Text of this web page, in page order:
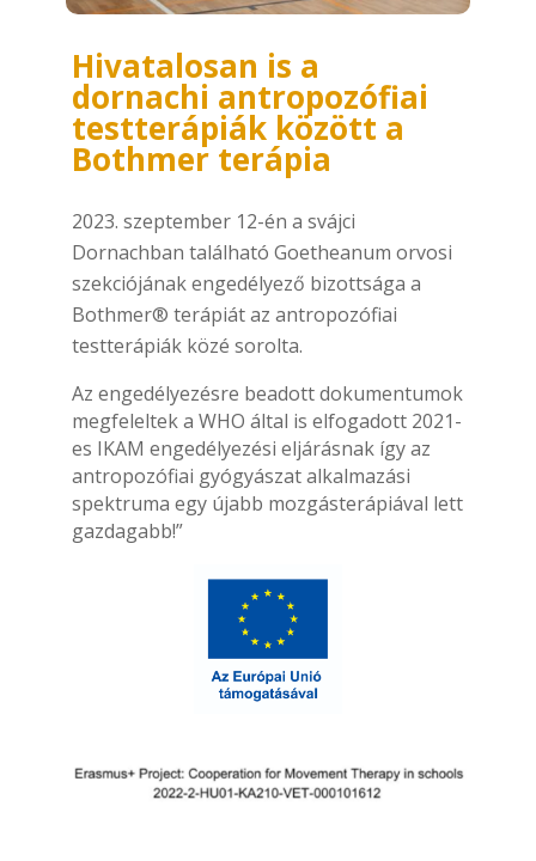
Hivatalosan is a
dornachi antropozófiai
testterápiák között a
Bothmer terápia
szeptember 12-én a svájci
Dornachban található Goetheanum orvosi
szekciójának engedélyező bizottsága a
Bothmer® terápiát az antropozófiai
testterápiák közé sorolta.
Az engedélyezésre beadott dokumentumok
megfeleltek a WHO által is elfogadott 2021-
es IKAM engedélyezési eljárásnak így az
antropozófiai gyógyászat alkalmazási
spektruma egy újabb mozgásterápiával lett
gazdagabb!”